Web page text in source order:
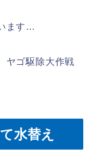
ます…
ヤゴ駆除大作戦
水替え